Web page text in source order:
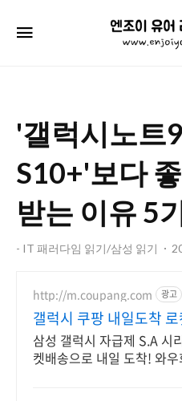
'갤럭시노트
S10+'보다
받는 이유 5
- IT 패러다임 읽기/삼성 읽기
http://m.coupang.com 광고
갤럭시 쿠팡 내일도착
삼성 갤럭시 자급제 S.A 시
켓배송으로 내일 도착! 와